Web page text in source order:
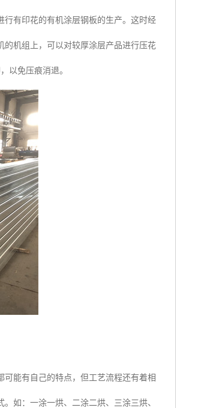
有印花的有机涂层钢板的生产。这时经
机组上，可以对较厚涂层产品进行压花
以免压痕消退。
能有自己的特点，但工艺流程还有着相
如：一涂一烘、二涂二烘、三涂三烘、